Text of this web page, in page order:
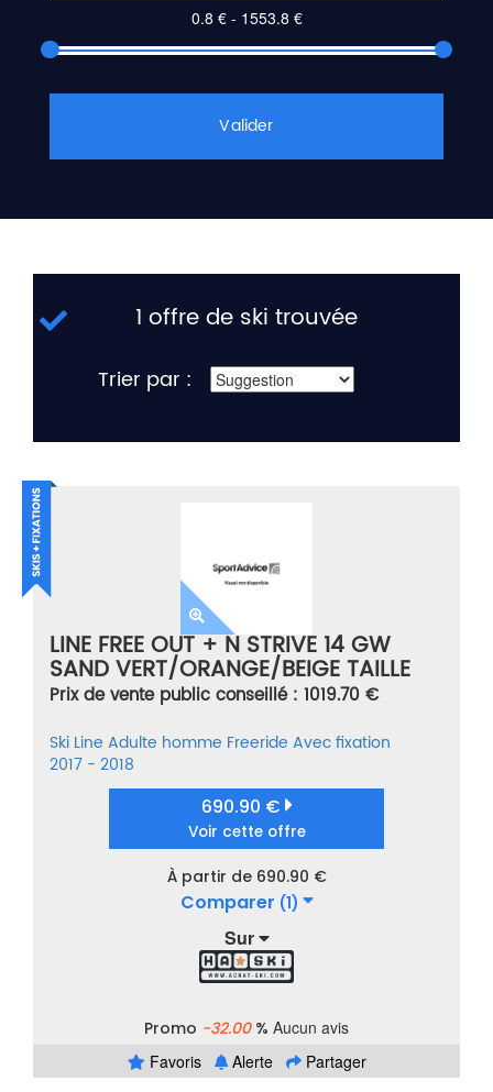
Valider
1 offre de ski trouvée
Trier par :
LINE FREE OUT + N STRIVE 14 GW
SAND VERT/ORANGE/BEIGE TAILLE
186
Prix de vente public conseillé : 1019.70 €
Ski Line Adulte homme Freeride Avec fixation
2017 - 2018
690.90 €
Voir cette offre
À partir de 690.90 €
Comparer (1)
Sur
Promo -32.00% Aucun avis
Favoris
Alerte Partager